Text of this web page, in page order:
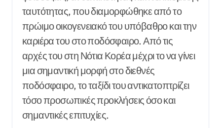
ταυτότητας, που διαμορφώθηκε από το
πρώιμο οικογενειακό του υπόβαθρο και την
καριέρα του στο ποδόσφαιρο. Από τις
αρχές του στη Νότια Κορέα μέχρι το να γίνει
μια σημαντική μορφή στο διεθνές
ποδόσφαιρο, το ταξίδι του αντικατοπτρίζει
τόσο προσωπικές προκλήσεις όσο και
σημαντικές επιτυχίες.